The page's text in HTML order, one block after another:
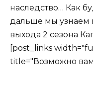
наследство… Как
дальше мы узнаем
выхода 2 сезона
[post_links
title="Возможно вам